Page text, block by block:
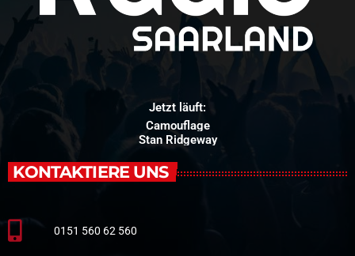
Jetzt läuft:
Camouflage
Stan Ridgeway
KONTAKTIERE UNS
0151 560 62 560